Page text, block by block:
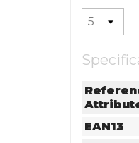
EAN13